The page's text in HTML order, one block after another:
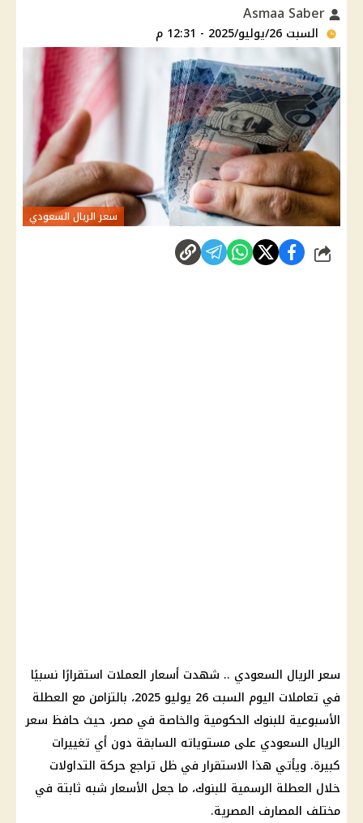
السبت 26/يوليو/2025 - 12:31 م
سعر الريال السعودي
شارك
سعر الريال السعودي .. شهدت أسعار العملات استقرارًا نسبيًا
في تعاملات اليوم السبت 26 يوليو 2025، بالتزامن مع العطلة
الأسبوعية للبنوك الحكومية والخاصة في مصر، حيث حافظ سعر
الريال السعودي على مستوياته السابقة دون أي تغييرات
كبيرة. ويأتي هذا الاستقرار في ظل تراجع حركة التداولات
خلال العطلة الرسمية للبنوك، ما جعل الأسعار شبه ثابتة في
مختلف المصارف المصرية.